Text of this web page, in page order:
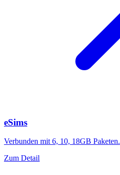
eSims
Verbunden mit 6, 10, 18GB Paketen.
Zum Detail